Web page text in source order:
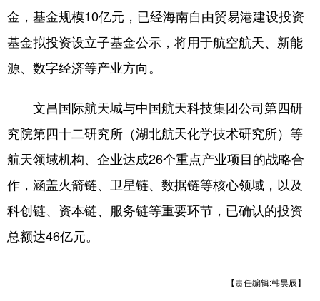
金，基金规模10亿元，已经海南自由贸易港建设投资
基金拟投资设立子基金公示，将用于航空航天、新能
源、数字经济等产业方向。
文昌国际航天城与中国航天科技集团公司第四研
究院第四十二研究所（湖北航天化学技术研究所）等
航天领域机构、企业达成26个重点产业项目的战略合
作，涵盖火箭链、卫星链、数据链等核心领域，以及
科创链、资本链、服务链等重要环节，已确认的投资
总额达46亿元。
【责任编辑:韩昊辰】